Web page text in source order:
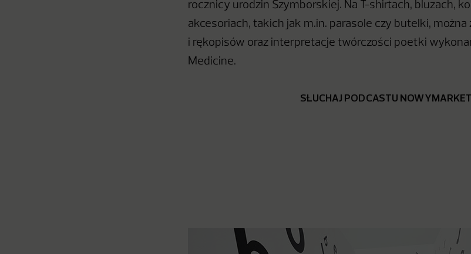
rocznicy urodzin Szymborskiej. Na T-shirtach, bluzach,
akcesoriach, takich jak m.in. parasole czy butelki,
i rękopisów oraz interpretacje twórczości poetki
Medicine.
SŁUCHAJ PODCASTU